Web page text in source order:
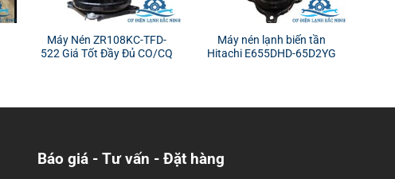
Máy Nén ZR108KC-TFD-
522 Giá Tốt Đầy Đủ CO/CQ
Máy nén lạnh biến tần
Hitachi E655DHD-65D2YG
Báo giá - Tư vấn - Đặt hàng